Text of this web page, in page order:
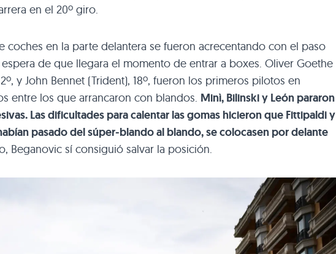
en el 20º giro.
coches en la parte delantera se fueron acrecentando con el paso
espera de que llegara el momento de entrar a boxes. Oliver Goethe
y John Bennet (Trident), 18º, fueron los primeros pilotos en
entre los que arrancaron con blandos. Minì, Bilinski y León pararon
Las dificultades para calentar las gomas hicieron que Fittipaldi y
pasado del súper-blando al blando, se colocasen por delante
Beganovic sí consiguió salvar la posición.